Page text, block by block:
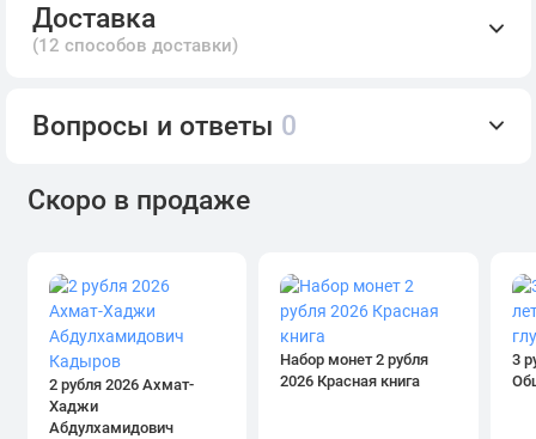
Доставка
(12 способов доставки)
Вопросы и ответы 0
Скоро в продаже
2 рубля 2026 Ахмат-
Хаджи
Абдулхамидович
Набор монет 2 рубля
2026 Красная книга
3